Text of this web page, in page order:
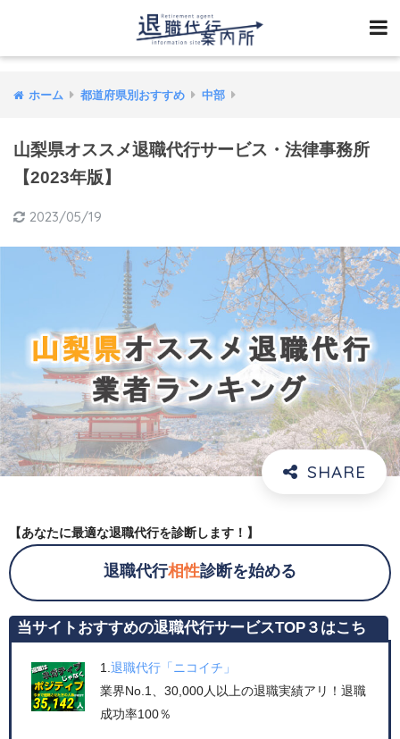
ホーム 都道府県別おすすめ 中部
山梨県オススメ退職代行サービス・法律事務所
【2023年版】
2023/05/19
【あなたに最適な退職代行を診断します！】
退職代行相性診断を始める
当サイトおすすめの退職代行サービスTOP３はこち
1. 退職代行「ニコイチ」
業界No.1、30,000人以上の退職実績アリ！退職
成功率100％